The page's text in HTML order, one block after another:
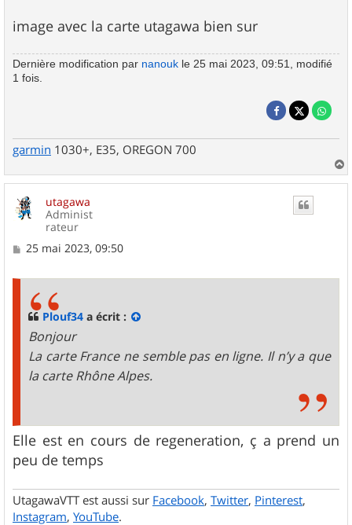
image avec la carte utagawa bien sur
Dernière modification par nanouk le 25 mai 2023, 09:51, modifié
1 fois.
garmin 1030+, E35, OREGON 700
a
utagawa
Administ
rateur
M
25 mai 2023, 09:50
Plouf34 a écrit :
Bonjour
La carte France ne semble pas en ligne. Il n’y a que
la carte Rhône Alpes.
Elle est en cours de regeneration, ç a prend un
peu de temps
UtagawaVTT est aussi sur Facebook, Twitter, Pinterest,
Instagram, YouTube.